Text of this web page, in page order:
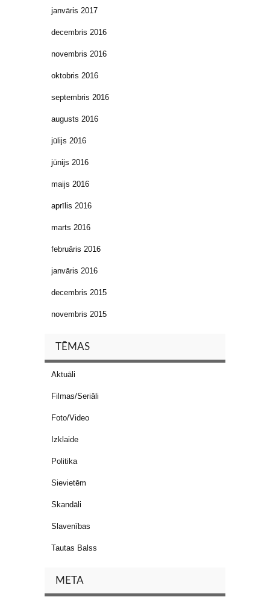
janvāris 2017
decembris 2016
novembris 2016
oktobris 2016
septembris 2016
augusts 2016
jūlijs 2016
jūnijs 2016
maijs 2016
aprīlis 2016
marts 2016
februāris 2016
janvāris 2016
decembris 2015
novembris 2015
TĒMAS
Aktuāli
Filmas/Seriāli
Foto/Video
Izklaide
Politika
Sievietēm
Skandāli
Slavenības
Tautas Balss
META